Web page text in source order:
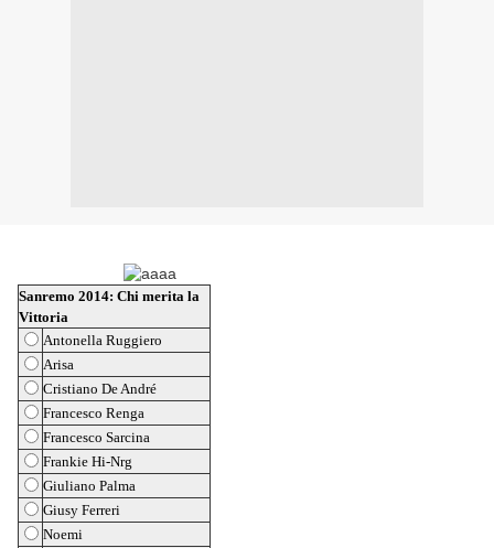
Sanremo 2014: Chi merita la
Vittoria
Antonella Ruggiero
Arisa
Cristiano De André
Francesco Renga
Francesco Sarcina
Frankie Hi-Nrg
Giuliano Palma
Giusy Ferreri
Noemi